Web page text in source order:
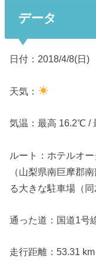
データ
日付：2018/4/8(日)
天気：
気温：最高 16.2℃ /
ルート：ホテルオ
（山梨県南巨摩郡
る大きな駐車場（同
通った道：国道1号
走行距離：53.31 km